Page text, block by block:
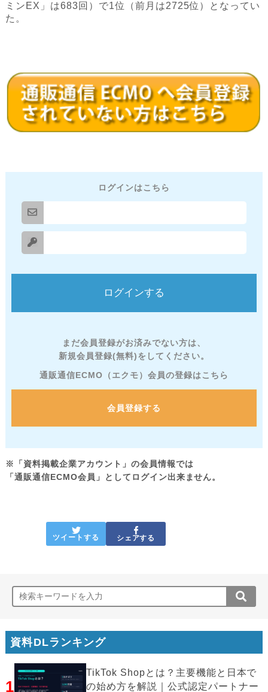
ミンEX」は683回）で1位（前月は2725位）となってい
た。
ログインはこちら
まだ会員登録がお済みでない方は、
新規会員登録(無料)をしてください。
通販通信ECMO（エクモ）会員の登録はこちら
会員登録する
※「資料掲載企業アカウント」の会員情報では
「通販通信ECMO会員」としてログイン出来ません。
ツイートする シェアする
資料DLランキング
1
TikTok Shopとは？主要機能と日本で
の始め方を解説｜公式認定パートナー